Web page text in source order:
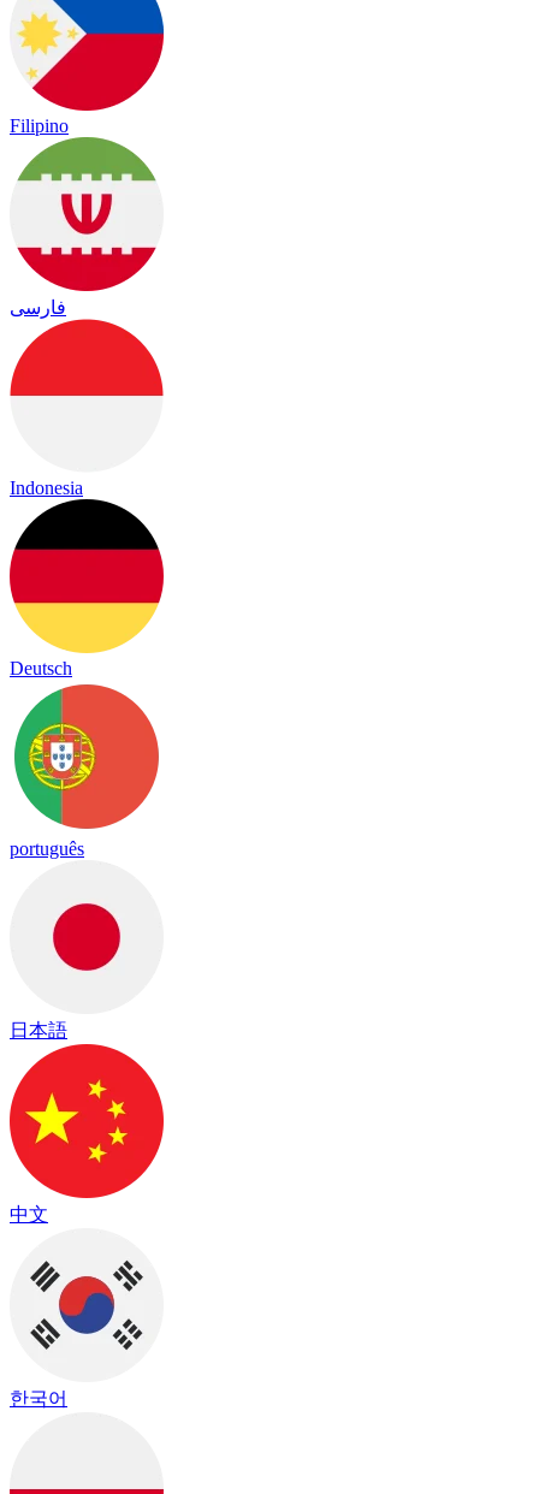
Filipino
فارسی
Indonesia
Deutsch
português
日本語
中文
한국어